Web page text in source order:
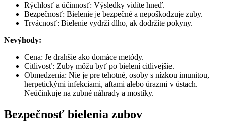
Rýchlosť a účinnosť: Výsledky vidíte hneď.
Bezpečnosť: Bielenie je bezpečné a nepoškodzuje zuby.
Trvácnosť: Bielenie vydrží dlho, ak dodržíte pokyny.
Nevýhody:
Cena: Je drahšie ako domáce metódy.
Citlivosť: Zuby môžu byť po bielení citlivejšie.
Obmedzenia: Nie je pre tehotné, osoby s nízkou imunitou,
herpetickými infekciami, aftami alebo úrazmi v ústach.
Neúčinkuje na zubné náhrady a mostíky.
Bezpečnosť bielenia zubov